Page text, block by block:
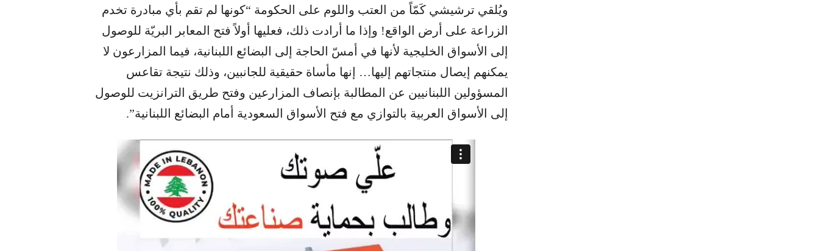
ويُلقي ترشيشي كَمّاً من العتب واللوم على الحكومة “كونها لم تقم بأي مبادرة تخدم
الزراعة على أرض الواقع! وإذا ما أرادت ذلك، فعليها أولاً فتح المعابر البريّة للوصول
إلى الأسواق الخليجية لأنها في أمسّ الحاجة إلى البضائع اللبنانية، فيما المزارعون لا
يمكنهم إيصال منتجاتهم إليها… إنها مأساة حقيقية للجانبين، وذلك نتيجة تقاعس
المسؤولين اللبنانيين عن المطالبة بإنصاف المزارعين وفتح طريق الترانزيت للوصول
إلى الأسواق العربية بالتوازي مع فتح الأسواق السعودية أمام البضائع اللبنانية”.